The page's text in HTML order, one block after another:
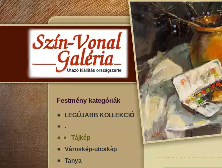
Festmény kategóriák
LEGÚJABB KOLLEKCIÓ
.
Tájkép
Városkép-utcakép
Tanya